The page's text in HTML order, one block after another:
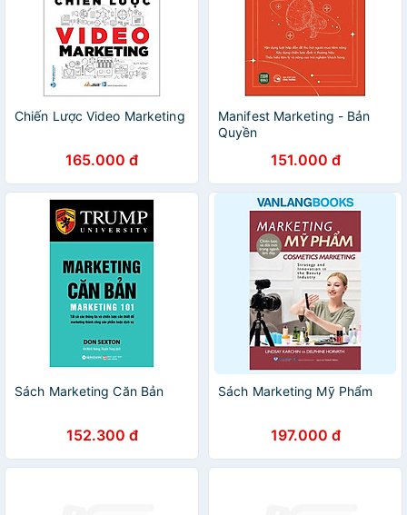
Chiến Lược Video Marketing
165.000 đ
Manifest Marketing - Bản
Quyền
151.000 đ
Sách Marketing Căn Bản
152.300 đ
Sách Marketing Mỹ Phẩm
197.000 đ